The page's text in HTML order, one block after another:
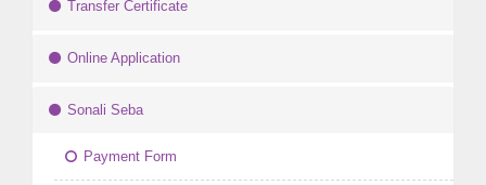
Transfer Certificate
Online Application
Sonali Seba
Payment Form